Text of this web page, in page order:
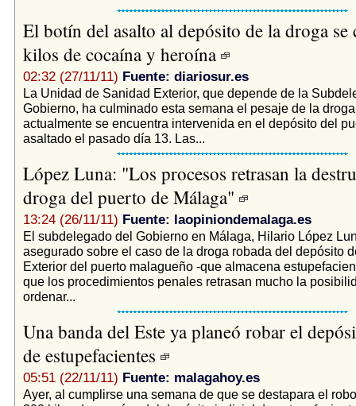
El botín del asalto al depósito de la droga
kilos de cocaína y heroína
02:32 (27/11/11) Fuente: diariosur.es
La Unidad de Sanidad Exterior, que depende de la
Gobierno, ha culminado esta semana el pesaje de la
actualmente se encuentra intervenida en el depósito del
asaltado el pasado día 13. Las...
López Luna: "Los procesos retrasan la
droga del puerto de Málaga"
13:24 (26/11/11) Fuente: laopiniondemalaga.es
El subdelegado del Gobierno en Málaga, Hilario López
asegurado sobre el caso de la droga robada del depósito
Exterior del puerto malagueño -que almacena
que los procedimientos penales retrasan mucho la
ordenar...
Una banda del Este ya planeó robar el
de estupefacientes
05:51 (22/11/11) Fuente: malagahoy.es
Ayer, al cumplirse una semana de que se destapara el